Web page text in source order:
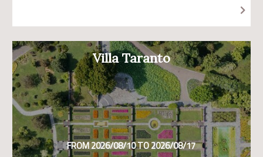
Villa Taranto
FROM 2026/08/10 TO 2026/08/17